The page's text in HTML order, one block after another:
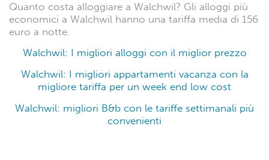
Quanto costa alloggiare a Walchwil? Gli alloggi più
economici a Walchwil hanno una tariffa media di 156
euro a notte.
Walchwil: I migliori alloggi con il miglior prezzo
Walchwil: I migliori appartamenti vacanza con la
migliore tariffa per un week end low cost
Walchwil: migliori B&b con le tariffe settimanali più
convenienti